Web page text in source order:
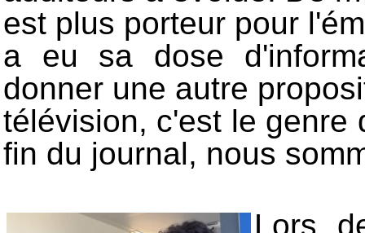
est plus porteur pour
a eu sa dose
donner une autre
télévision, c'est le genre
fin du journal, nous
Lors